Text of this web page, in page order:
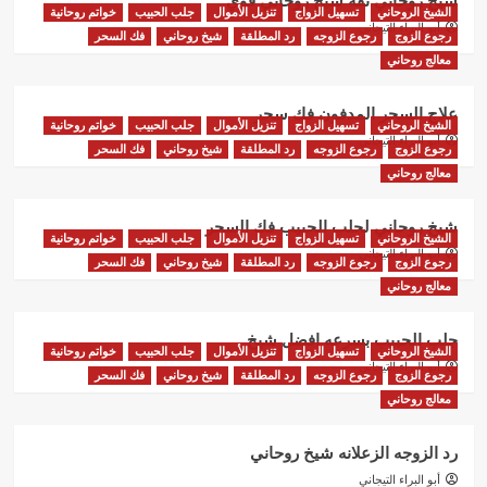
أبو البراء التيجاني
الشيخ الروحاني تسهيل الزواج تنزيل الأموال جلب الحبيب
خواتم روحانية
رجوع الزوج
رجوع الزوجه رد المطلقة شيخ روحاني
فك السحر
معالج روحاني
علاج السحر المدفون فك سحر
أبو البراء التيجاني
الشيخ الروحاني تسهيل الزواج تنزيل الأموال جلب الحبيب
خواتم روحانية
رجوع الزوج
رجوع الزوجه رد المطلقة شيخ روحاني
فك السحر
معالج روحاني
شيخ روحاني لجلب الحبيب فك السحر
أبو البراء التيجاني
الشيخ الروحاني تسهيل الزواج تنزيل الأموال جلب الحبيب
خواتم روحانية
رجوع الزوج
رجوع الزوجه رد المطلقة شيخ روحاني
فك السحر
معالج روحاني
جلب الحبيب بسرعه افضل شيخ
أبو البراء التيجاني
الشيخ الروحاني تسهيل الزواج تنزيل الأموال جلب الحبيب
خواتم روحانية
رجوع الزوج
رجوع الزوجه رد المطلقة شيخ روحاني
فك السحر
معالج روحاني
رد الزوجه الزعلانه شيخ روحاني
أبو البراء التيجاني